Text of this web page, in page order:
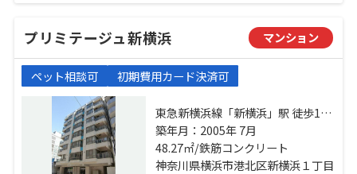
プリミテージュ新横浜 マンション
ペット相談可 初期費用カード決済可
東急新横浜線「新横浜」駅 徒歩13
分 横浜線「小机」駅 徒歩17分 ブル
ーライン「岸根公園」駅 徒歩15分
築年月：2005年 7月
48.27㎡/鉄筋コンクリート
神奈川県横浜市港北区新横浜１丁目